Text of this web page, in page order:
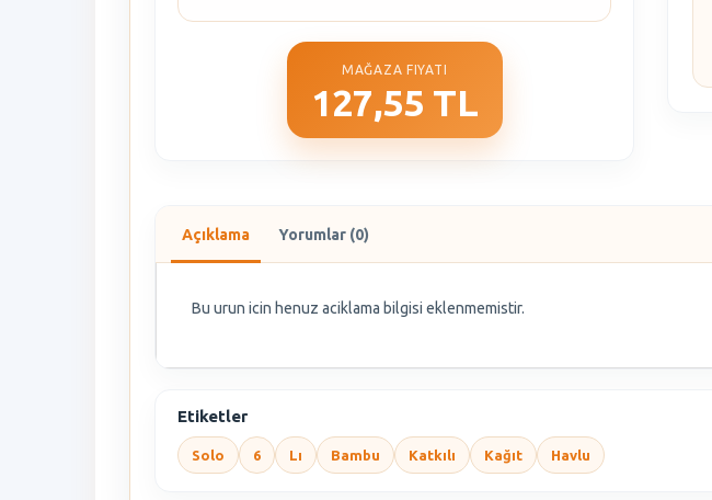
MAĞAZA FIYATI
127,55 TL
Açıklama Yorumlar (0)
Bu urun icin henuz aciklama bilgisi eklenmemistir.
Etiketler
Solo 6 Lı Bambu Katkılı Kağıt Havlu